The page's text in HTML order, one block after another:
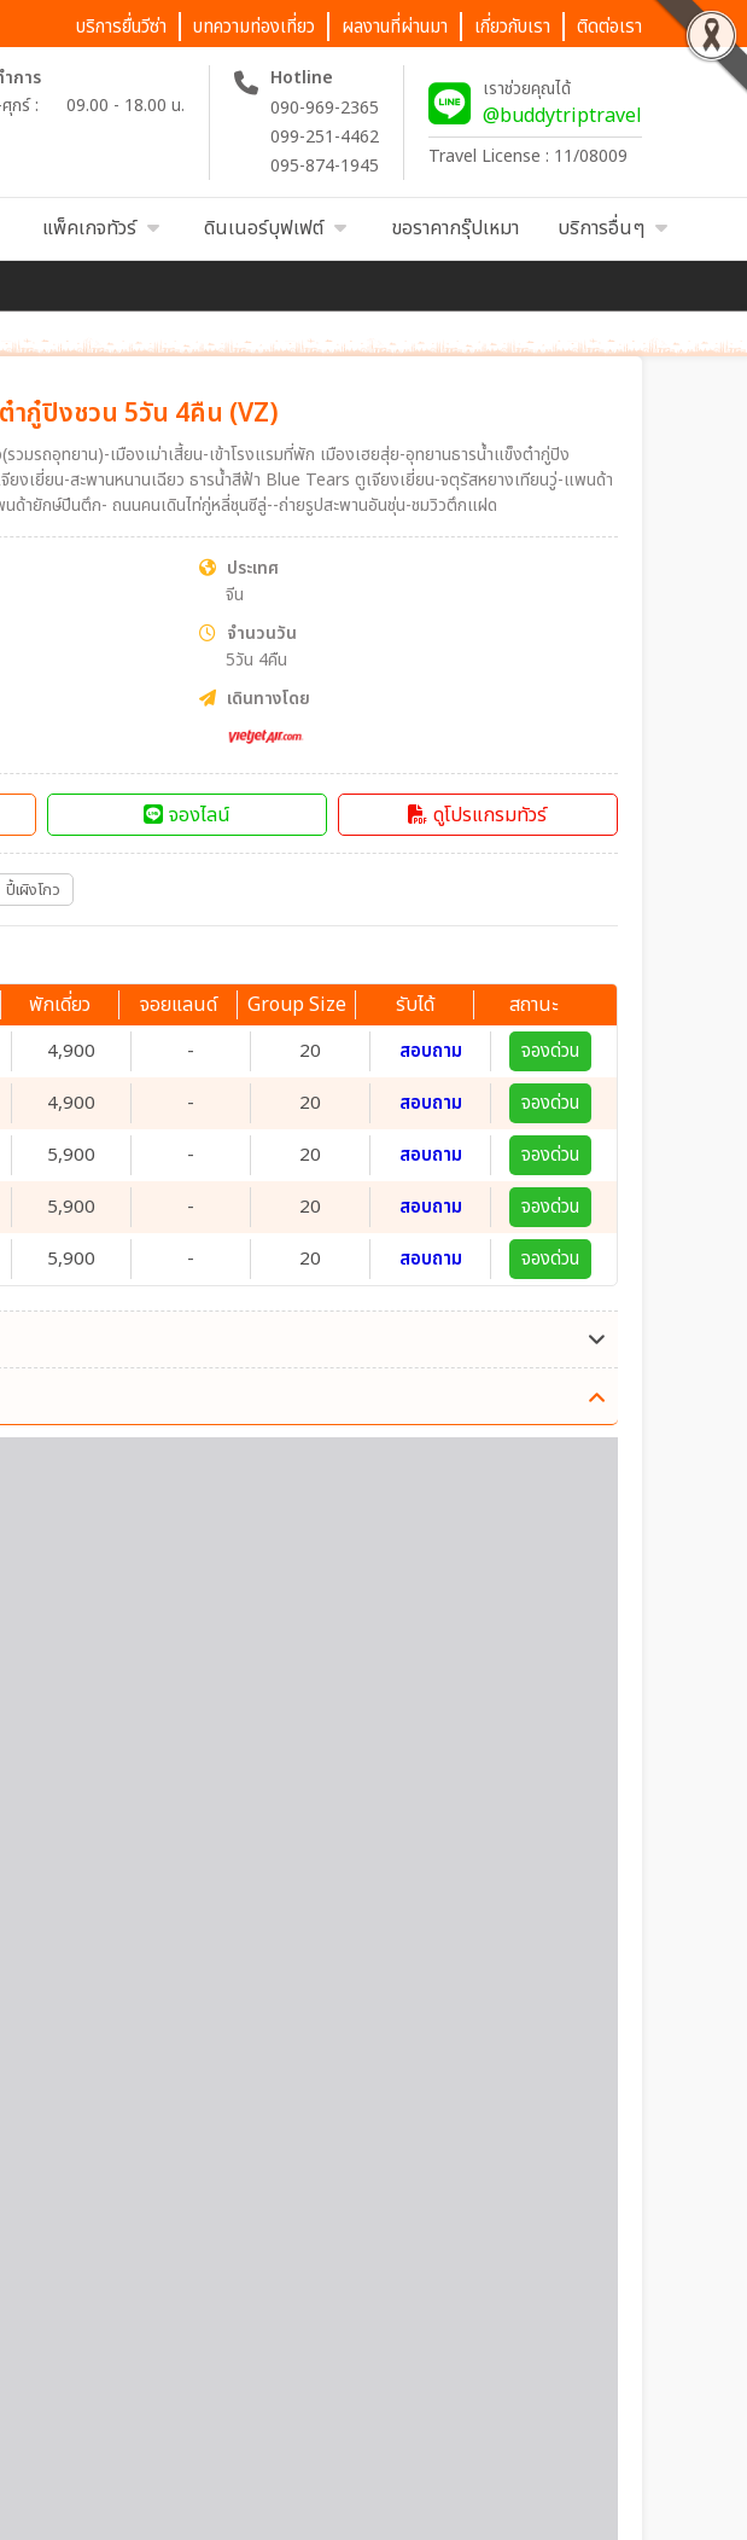
บริการยื่นวีซ่า บทความท่องเที่ยว ผลงานที่ผ่านมา เกี่ยวกับเรา ติดต่อเรา
ำการ
กร์ :
09.00 - 18.00 น.
Hotline
090-969-2365
099-251-4462
095-874-1945
เราช่วยคุณได้
@buddytriptravel
Travel License : 11/08009
แพ็คเกจทัวร์ ดินเนอร์บุฟเฟต์ ขอราคากรุ๊ปเหมา บริการอื่นๆ
ากู๋ปิงชวน 5วัน 4คืน (VZ)
รวมรถอุทยาน)-เมืองเม่าเสี้ยน-เข้าโรงแรมที่พัก เมืองเฮยสุ่ย-อุทยานธารน้ำแข็งต๋ากู่ปิง
ยงเยี่ยน-สะพานหนานเฉียว ธารน้ำสีฟ้า Blue Tears ตูเจียงเยี่ยน-จตุรัสหยางเทียนวู่-แพนด้า
ด้ายักษ์ปีนตึก- ถนนคนเดินไท่กู่หลี่ชุนซีลู่--ถ่ายรูปสะพานอันชุ่น-ชมวิวตึกแฝด
ประเทศ
จีน
จำนวนวัน
5วัน 4คืน
เดินทางโดย
จองไลน์ ดูโปรแกรมทัวร์
ปี้เผิงโกว
พักเดี่ยว จอยแลนด์ Group Size รับได้ สถานะ
4,900 - 20 สอบถาม
จองด่วน
4,900 - 20 สอบถาม
จองด่วน
5,900 - 20 สอบถาม
จองด่วน
5,900 - 20 สอบถาม
จองด่วน
5,900 - 20 สอบถาม จองด่วน